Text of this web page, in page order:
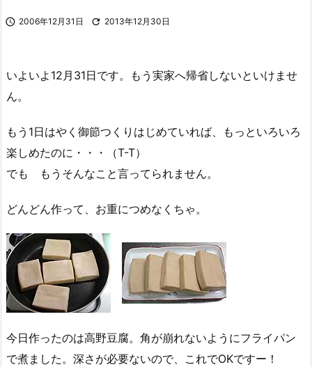
 2006年12月31日  2013年12月30日
いよいよ12月31日です。もう実家へ帰省しないといけませ
ん。
もう1日はやく御節つくりはじめていれば、もっといろいろ
楽しめたのに・・・（T-T）
でも もうそんなこと言ってられません。
どんどん作って、お重につめなくちゃ。
今日作ったのは高野豆腐。角が崩れないようにフライパン
で煮ました。深さが必要ないので、これでOKですー！